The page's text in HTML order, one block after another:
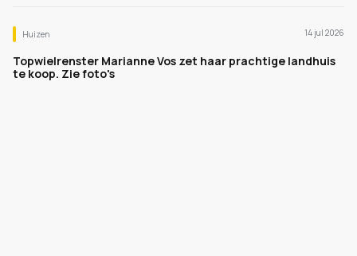
Huizen 14 jul 2026
Topwielrenster Marianne Vos zet haar prachtige landhuis
te koop. Zie foto's